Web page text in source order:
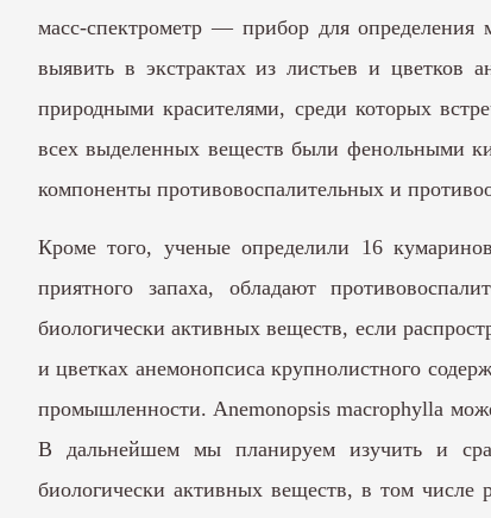
масс-спектрометр — прибор для
выявить в экстрактах из листьев и цветков
природными красителями, среди которых
всех выделенных веществ были фенольными
компоненты противовоспалительных и
Кроме того, ученые определили 16
приятного запаха, обладают
биологически активных веществ, если
и цветках анемонопсиса крупнолистного
промышленности. Anemonopsis macrophylla
В дальнейшем мы планируем изучить и
биологически активных веществ, в том